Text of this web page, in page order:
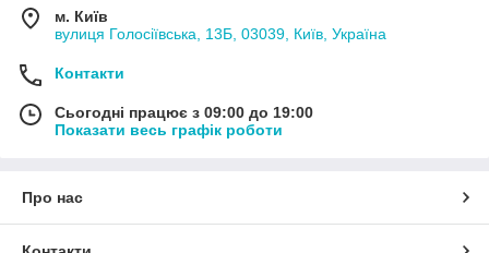
м. Київ
вулиця Голосіївська, 13Б, 03039, Київ, Україна
Контакти
Сьогодні працює з 09:00 до 19:00
Показати весь графік роботи
Про нас